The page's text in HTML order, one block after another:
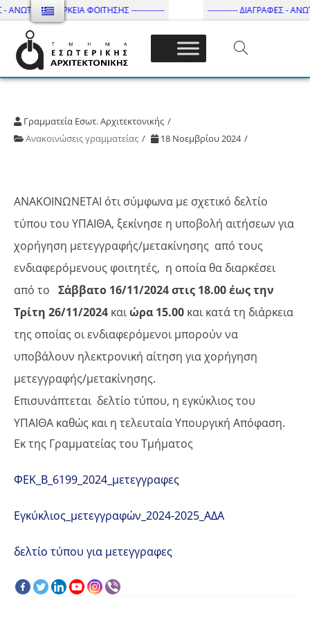
ΔΙΑΡΚΕΙΑ ΦΟΙΤΗΣΗΣ ------------ ----------- ΔΙΑΓΡΑΦΕΣ -
Τμήμα Εσωτ. Αρχιτεκτονικής – ΔΙ.ΠΑ.Ε
Γραμματεία Εσωτ. Αρχιτεκτονικής
Ανακοινώσεις γραμματείας
18 Νοεμβρίου 2024
ΑΝΑΚΟΙΝΩΝΕΤΑΙ ότι σύμφωνα με σχετικό δελτίο
τύπου του ΥΠΑΙΘΑ, ξεκίνησε η υποβολή αιτήσεων για
χορήγηση μετεγγραφής/μετακίνησης από τους
ενδιαφερόμενους φοιτητές, η οποία θα διαρκέσει
από το Σάββατο 16/11/2024 στις 18.00 έως την
Τρίτη 26/11/2024 και ώρα 15.00 και κατά τη διάρκεια
της οποίας οι ενδιαφερόμενοι μπορούν να
υποβάλουν ηλεκτρονική αίτηση για χορήγηση
μετεγγραφής/μετακίνησης.
Επισυνάπτεται δελτίο τύπου, η εγκύκλιος του
ΥΠΑΙΘΑ καθώς και η τελευταία Υπουργική Απόφαση.
Εκ της Γραμματείας του Τμήματος
ΦΕΚ_Β_6199_2024_μετεγγραφες
Εγκύκλιος_μετεγγραφών_2024-2025_ΑΔΑ
δελτίο τύπου για μετεγγραφες